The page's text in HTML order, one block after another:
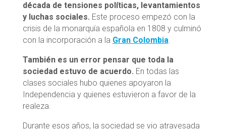
década de tensiones políticas, levantamientos
y luchas sociales. Este proceso empezó con la
crisis de la monarquía española en 1808 y culminó
con la incorporación a la Gran Colombia.
También es un error pensar que toda la
sociedad estuvo de acuerdo. En todas las
clases sociales hubo quienes apoyaron la
Independencia y quienes estuvieron a favor de la
realeza.
Durante esos años, la sociedad se vio atravesada